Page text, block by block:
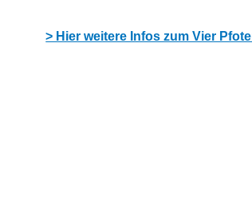
> Hier weitere Infos zum Vier